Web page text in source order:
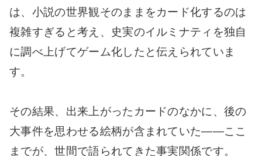
は、小説の世界観そのままをカード化するのは
複雑すぎると考え、史実のイルミナティを独自
に調べ上げてゲーム化したと伝えられていま
す。
その結果、出来上がったカードのなかに、後の
大事件を思わせる絵柄が含まれていた――ここ
までが、世間で語られてきた事実関係です。